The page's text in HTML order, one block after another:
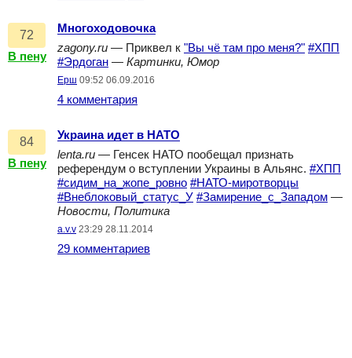
72
В пену
Многоходовочка
zagony.ru — Приквел к "Вы чё там про меня?" #ХПП
#Эрдоган — Картинки, Юмор
Ерш 09:52 06.09.2016
4 комментария
84
В пену
Украина идет в НАТО
lenta.ru — Генсек НАТО пообещал признать
референдум о вступлении Украины в Альянс. #ХПП
#сидим_на_жопе_ровно #НАТО-миротворцы
#Внеблоковый_статус_У #Замирение_с_Западом —
Новости, Политика
a.v.v 23:29 28.11.2014
29 комментариев